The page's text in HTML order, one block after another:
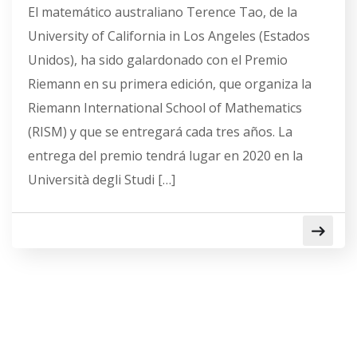
El matemático australiano Terence Tao, de la
University of California in Los Angeles (Estados
Unidos), ha sido galardonado con el Premio
Riemann en su primera edición, que organiza la
Riemann International School of Mathematics
(RISM) y que se entregará cada tres años. La
entrega del premio tendrá lugar en 2020 en la
Università degli Studi […]